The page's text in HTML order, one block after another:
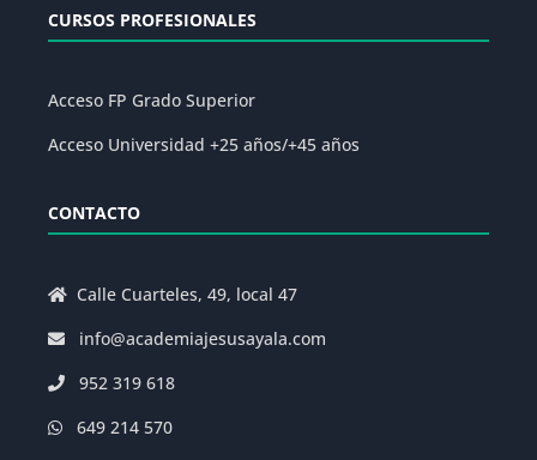
CURSOS PROFESIONALES
Acceso FP Grado Superior
Acceso Universidad +25 años/+45 años
CONTACTO
Calle Cuarteles, 49, local 47
info@academiajesusayala.com
952 319 618
649 214 570